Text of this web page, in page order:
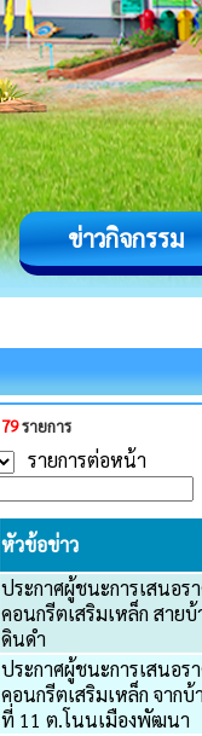
ข่าวกิจกรรม
79รายการ
รายการต่อหน้า
หัวข้อข่าว
ประกาศผู้ชนะการเสนอร
คอนกรีตเสริมเหล็ก สา
ดินดำ
ประกาศผู้ชนะการเสนอร
คอนกรีตเสริมเหล็ก จาก
ที่ 11 ต.โนนเมืองพัฒนา